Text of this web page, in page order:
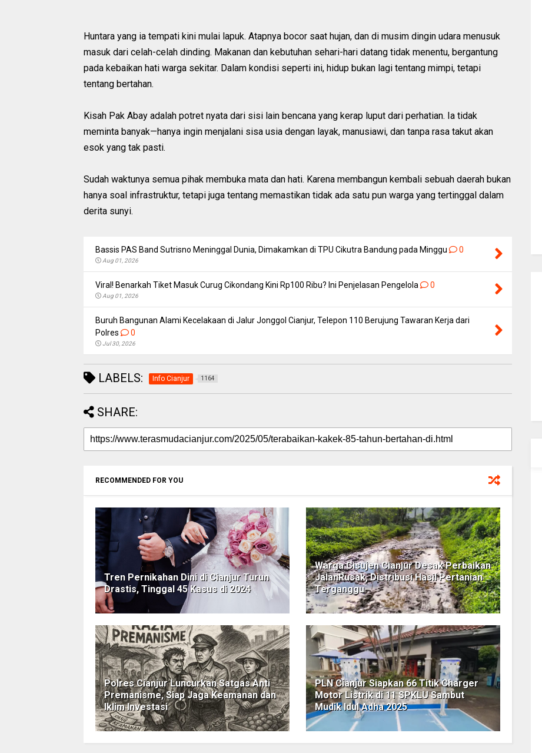
Huntara yang ia tempati kini mulai lapuk. Atapnya bocor saat hujan, dan di musim dingin udara menusuk
masuk dari celah-celah dinding. Makanan dan kebutuhan sehari-hari datang tidak menentu, bergantung
pada kebaikan hati warga sekitar. Dalam kondisi seperti ini, hidup bukan lagi tentang mimpi, tetapi
tentang bertahan.
Kisah Pak Abay adalah potret nyata dari sisi lain bencana yang kerap luput dari perhatian. Ia tidak
meminta banyak—hanya ingin menjalani sisa usia dengan layak, manusiawi, dan tanpa rasa takut akan
esok yang tak pasti.
Sudah waktunya semua pihak membuka mata dan hati. Karena membangun kembali sebuah daerah bukan
hanya soal infrastruktur, tetapi juga tentang memastikan tidak ada satu pun warga yang tertinggal dalam
derita sunyi.
Bassis PAS Band Sutrisno Meninggal Dunia, Dimakamkan di TPU Cikutra Bandung pada Minggu 0
Aug 01, 2026
Viral! Benarkah Tiket Masuk Curug Cikondang Kini Rp100 Ribu? Ini Penjelasan Pengelola 0
Aug 01, 2026
Buruh Bangunan Alami Kecelakaan di Jalur Jonggol Cianjur, Telepon 110 Berujung Tawaran Kerja dari
Polres
0
Jul 30, 2026
LABELS: Info Cianjur 1164
SHARE:
RECOMMENDED FOR YOU
Tren Pernikahan Dini di Cianjur Turun
Drastis, Tinggal 45 Kasus di 2024
Warga Cisujen Cianjur Desak Perbaikan
JalanRusak, Distribusi Hasil Pertanian
Terganggu
Polres Cianjur Luncurkan Satgas Anti
Premanisme, Siap Jaga Keamanan dan
Iklim Investasi
PLN Cianjur Siapkan 66 Titik Charger
Motor Listrik di 11 SPKLU Sambut
Mudik Idul Adha 2025